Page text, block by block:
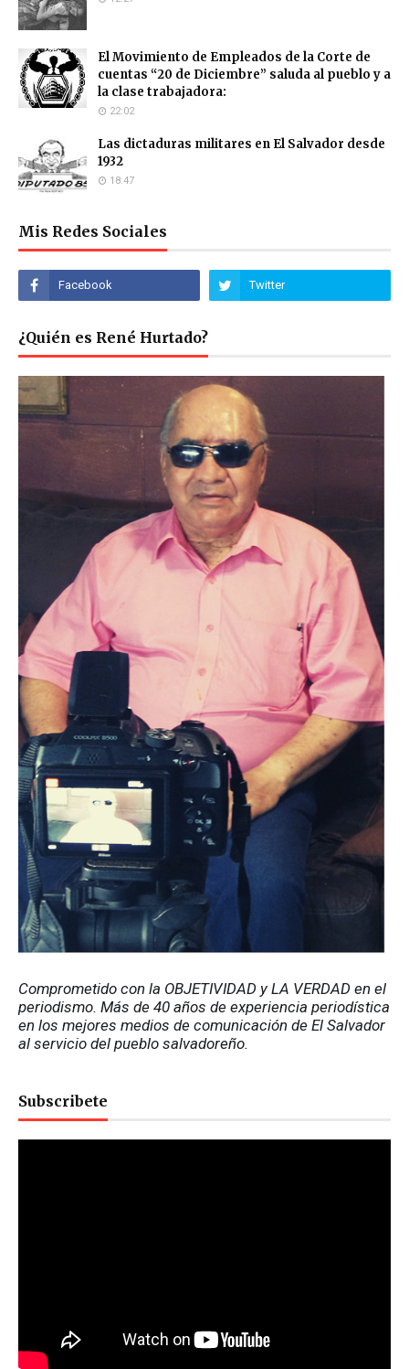
El Movimiento de Empleados de la Corte de
cuentas “20 de Diciembre” saluda al pueblo y a
la clase trabajadora:
22:02
Las dictaduras militares en El Salvador desde
1932
18:47
Mis Redes Sociales
¿Quién es René Hurtado?
Comprometido con la OBJETIVIDAD y LA VERDAD en el
periodismo. Más de 40 años de experiencia periodística
en los mejores medios de comunicación de El Salvador
al servicio del pueblo salvadoreño.
Subscribete